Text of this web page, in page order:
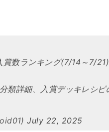
賞数ランキング(7/14～7/
類詳細、入賞デッキレシ
July 22, 2025